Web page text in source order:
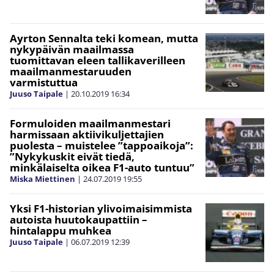
Ayrton Sennalta teki komean, mutta
nykypäivän maailmassa
tuomittavan eleen tallikaverilleen
maailmanmestaruuden
varmistuttua
Juuso Taipale | 20.10.2019 16:34
Formuloiden maailmanmestari
harmissaan aktiivikuljettajien
puolesta – muistelee ”tappoaikoja”:
”Nykykuskit eivät tiedä,
minkälaiselta oikea F1-auto tuntuu”
Miska Miettinen | 24.07.2019 19:55
Yksi F1-historian ylivoimaisimmista
autoista huutokaupattiin –
hintalappu muhkea
Juuso Taipale | 06.07.2019 12:39